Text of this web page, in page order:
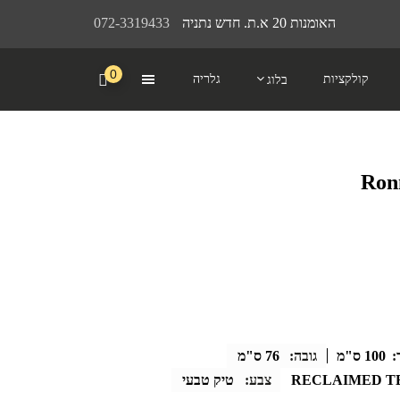
072-3319433 האומנות 20 א.ת. חדש נתניה
קולקציות בלוג גלריה 0
100 ס"מ גובה:
76 ס"מ
RECLAIMED צבע: טיק טבעי